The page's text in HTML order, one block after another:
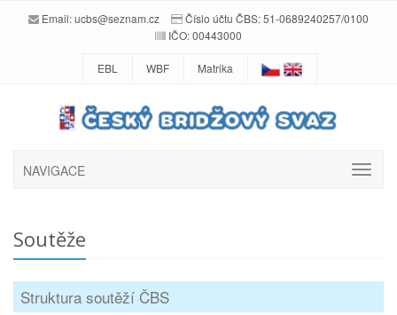
Email:ucbs@seznam.cz
Číslo účtu ČBS: 51-0689240257/0100
IČO: 00443000
EBL WBF Matrika
NAVIGACE
Soutěže
Struktura soutěží ČBS